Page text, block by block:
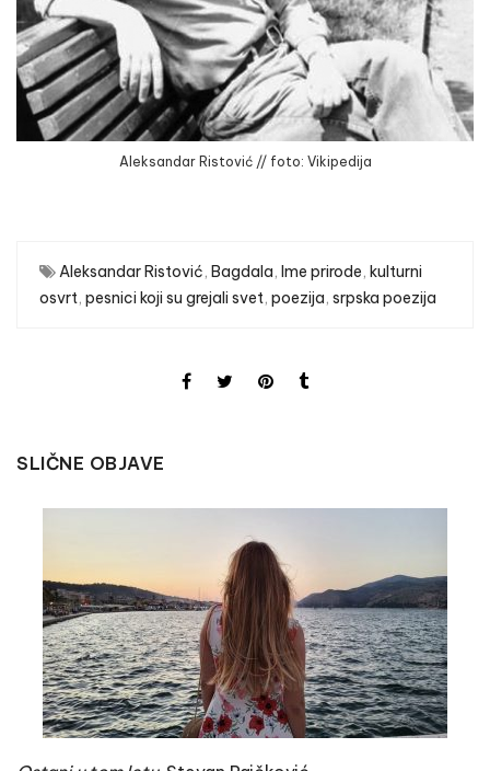
Aleksandar Ristović // foto: Vikipedija
Aleksandar Ristović, Bagdala, Ime prirode, kulturni
osvrt, pesnici koji su grejali svet, poezija, srpska poezija
SLIČNE OBJAVE